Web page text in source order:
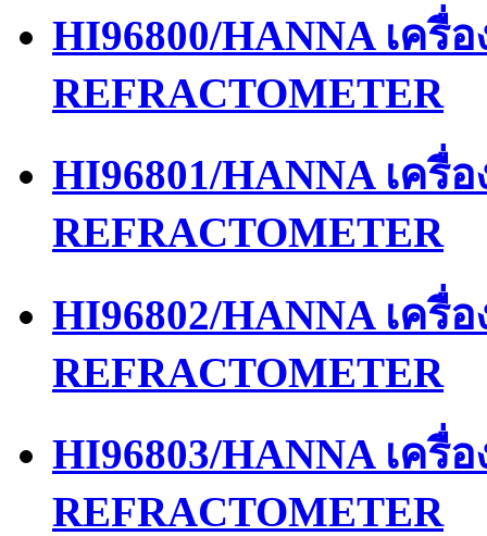
HI96800/HANNA เค
REFRACTOMETER
HI96801/HANNA เค
REFRACTOMETER
HI96802/HANNA เค
REFRACTOMETER
HI96803/HANNA เค
REFRACTOMETER